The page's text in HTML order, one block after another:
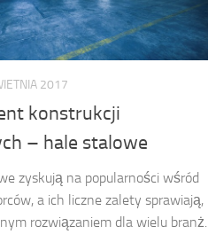
2017
konstrukcji
– hale stalowe
zyskują na popularności wśród
a ich liczne zalety sprawiają,
rozwiązaniem dla wielu branż.